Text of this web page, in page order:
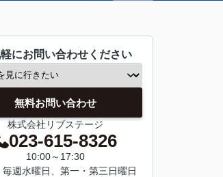
にお問い合わせください
無料お問い合わせ
株式会社リブステージ
023-615-8326
10:00～17:30
毎週水曜日、第一・第三日曜日